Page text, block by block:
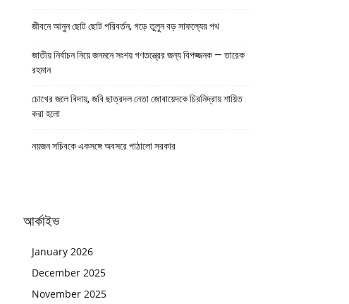
জীবনে আনুন ছোট ছোট পরিবর্তন, গড়ে তুলুন বড় সাফল্যের পথ
জাতীয় নির্বাচন নিয়ে জনমনে সংশয় গণতন্ত্রের জন্য বিপজ্জনক — তারেক
রহমান
চোখের জলে বিদায়, জবি ছাত্রদল নেতা জোবায়েদকে চিরনিদ্রায় শায়িত
করা হলো
নয়জন সচিবকে একসঙ্গে অবসরে পাঠালো সরকার
আর্কাইভ
January 2026
December 2025
November 2025